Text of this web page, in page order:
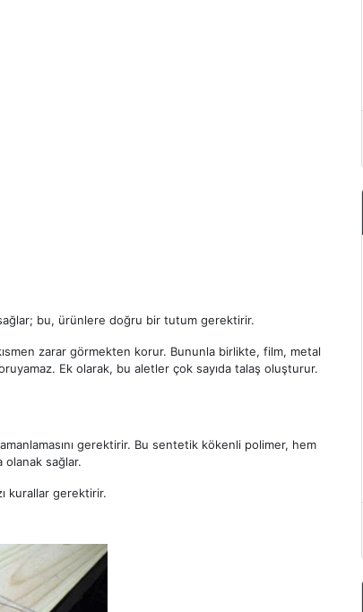
bu, ürünlere doğru bir tutum gerektirir.
zarar görmekten korur. Bununla birlikte, film, metal
Ek olarak, bu aletler çok sayıda talaş oluşturur.
gerektirir. Bu sentetik kökenli polimer, hem
olanak sağlar.
kurallar gerektirir.